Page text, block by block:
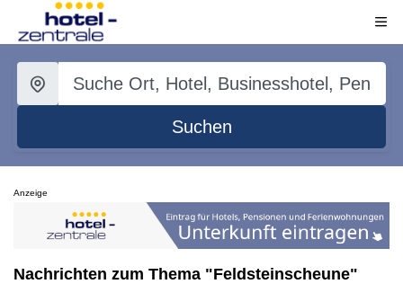
Suchen
Anzeige
Nachrichten zum Thema "Feldsteinscheune"